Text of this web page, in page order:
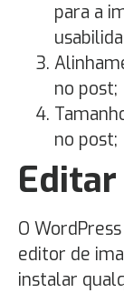
para a
no post;
no post;
O
editor de
instalar